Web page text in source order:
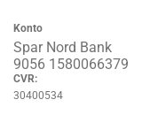
Konto
Spar Nord Bank
9056 1580066379
CVR:
30400534